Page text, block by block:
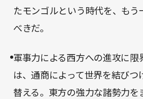
モンゴルはもたらしたのだ。
たモンゴルという時代を、もう
べきだ。
軍事力による西方への進攻に限
は、通商によって世界を結びつ
替える。東方の強力な諸勢力を